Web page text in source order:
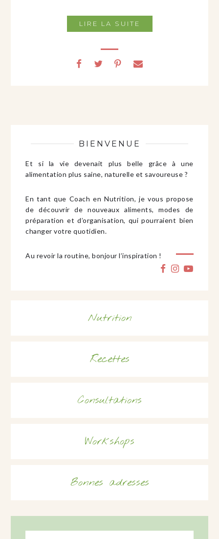
LIRE LA SUITE
BIENVENUE
Et si la vie devenait plus belle grâce à une
alimentation plus saine, naturelle et savoureuse ?
En tant que Coach en Nutrition, je vous propose
de découvrir de nouveaux aliments, modes de
préparation et d’organisation, qui pourraient bien
changer votre quotidien.
Au revoir la routine, bonjour l’inspiration !
Nutrition
Recettes
Consultations
Workshops
Bonnes adresses